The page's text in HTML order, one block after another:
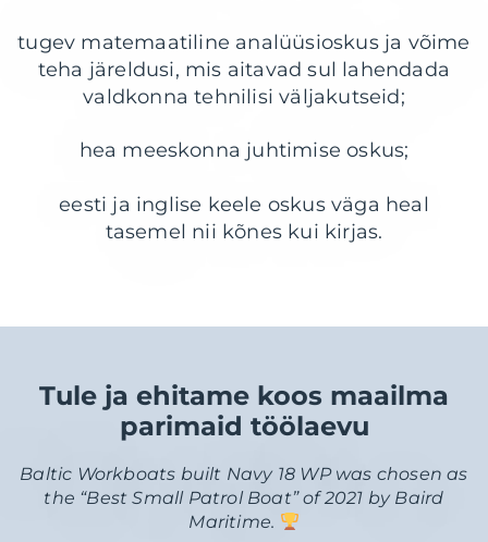
tugev matemaatiline analüüsioskus ja võime
teha järeldusi, mis aitavad sul lahendada
valdkonna tehnilisi väljakutseid;
hea meeskonna juhtimise oskus;
eesti ja inglise keele oskus väga heal
tasemel nii kõnes kui kirjas.
Tule ja ehitame koos maailma
parimaid töölaevu
Baltic Workboats built Navy 18 WP was chosen as
the “Best Small Patrol Boat” of 2021 by Baird
Maritime.